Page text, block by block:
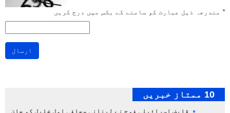
* مندرجہ ذیل عبارت کو سامنے کے بکس میں درج کریں
ارسال
10 ممتاز خبریں